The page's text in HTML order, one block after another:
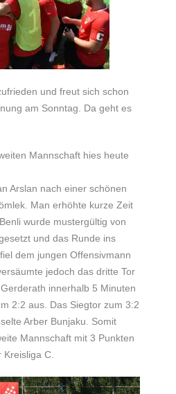
und freut sich schon
am Sonntag. Da geht es
Mannschaft hies heute
Arslan nach einer schönen
Man erhöhte kurze Zeit
wurde mustergültig von
und das Runde ins
dem jungen Offensivmann
jedoch das dritte Tor
innerhalb 5 Minuten
2:2 aus. Das Siegtor zum 3:2
Arber Bunjaku. Somit
Mannschaft mit 3 Punkten
C.